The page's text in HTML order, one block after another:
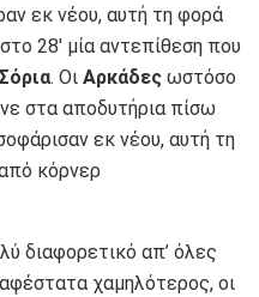
εκ νέου, αυτή τη φορά
28′ μία αντεπίθεση που
Σόρια. Οι Αρκάδες ωστόσο
στα αποδυτήρια πίσω
εκ νέου, αυτή τη
κόρνερ
διαφορετικό απ’ όλες
χαμηλότερος, οι